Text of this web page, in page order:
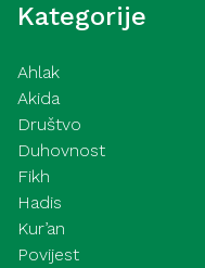
Kategorije
Ahlak
Akida
Društvo
Duhovnost
Fikh
Hadis
Kur’an
Povijest